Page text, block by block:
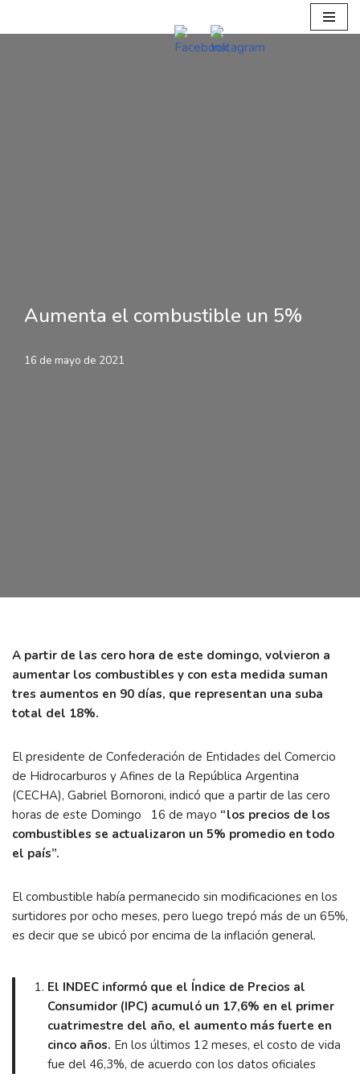
Aumenta el combustible un 5%
16 de mayo de 2021
A partir de las cero hora de este domingo, volvieron a
aumentar los combustibles y con esta medida suman
tres aumentos en 90 días, que representan una suba
total del 18%.
El presidente de Confederación de Entidades del Comercio
de Hidrocarburos y Afines de la República Argentina
(CECHA), Gabriel Bornoroni, indicó que a partir de las cero
horas de este Domingo 16 de mayo “los precios de los
combustibles se actualizaron un 5% promedio en todo
el país”.
El combustible había permanecido sin modificaciones en los
surtidores por ocho meses, pero luego trepó más de un 65%,
es decir que se ubicó por encima de la inflación general.
El INDEC informó que el Índice de Precios al
Consumidor (IPC) acumuló un 17,6% en el primer
cuatrimestre del año, el aumento más fuerte en
cinco años. En los últimos 12 meses, el costo de vida
fue del 46,3%, de acuerdo con los datos oficiales